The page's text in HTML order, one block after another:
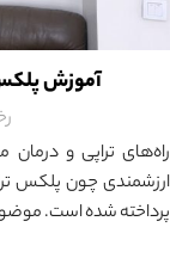
آموزش پلکس
راه‌های تراپی و
ارزشمندی چون پلکس
پرداخته شده است.